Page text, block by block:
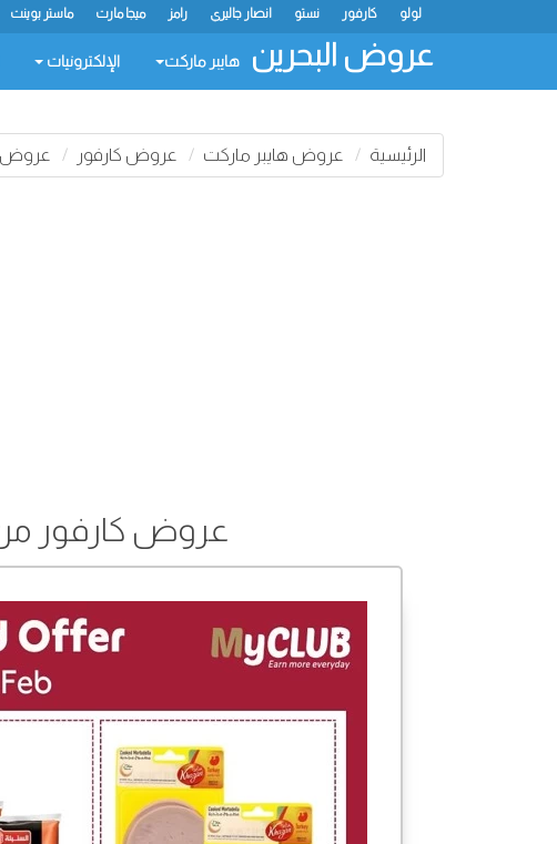
ماستر بوينت ميجا مارت رامز انصار جاليري نستو كارفور لولو
عروض البحرين هايبر ماركت الإلكترونيات
الرئيسية عروض هايبر ماركت عروض كارفور عروض كارفور
عروض كارفور من 20 إلى 22 فبراير